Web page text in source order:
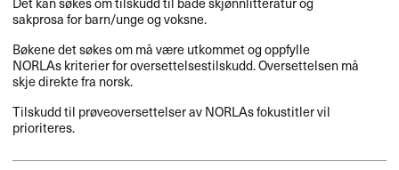
sakprosa for barn/unge og voksne.
Bøkene det søkes om må være utkommet og oppfylle
NORLAs kriterier for oversettelsestilskudd. Oversettelsen må
skje direkte fra norsk.
Tilskudd til prøveoversettelser av NORLAs fokustitler vil
prioriteres.